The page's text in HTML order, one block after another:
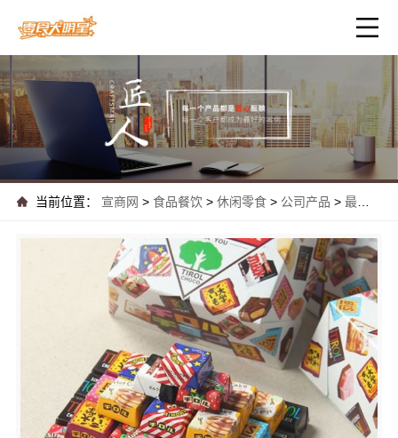
当前位置： 宣商网> 食品餐饮 > 休闲零食> 公司产品 > 最新高端海苔连锁店零食大明星上榜